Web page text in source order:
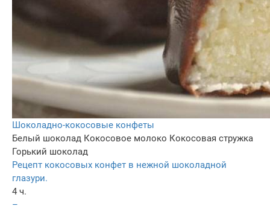
Шоколадно-кокосовые конфеты
Белый шоколад Кокосовое молоко Кокосовая стружка
Горький шоколад
Рецепт кокосовых конфет в нежной шоколадной
глазури.
4 ч.
–